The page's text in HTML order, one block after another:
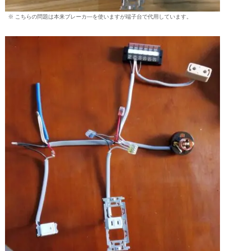
※ こちらの問題は本来ブレーカ―を使いますが端子台で代用しています。